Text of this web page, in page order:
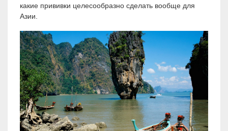
какие прививки целесообразно сделать вообще для
Азии.